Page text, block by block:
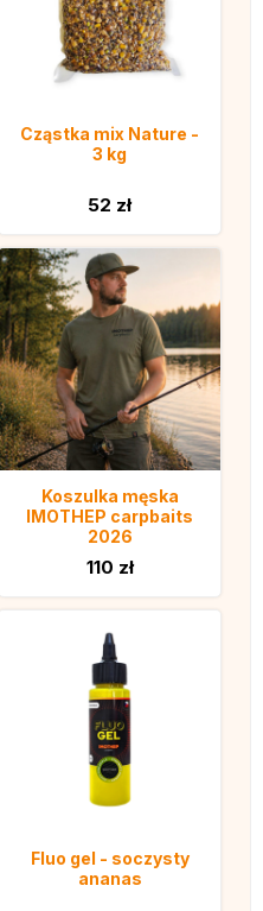
Cząstka mix Nature -
3 kg
52 zł
Koszulka męska
IMOTHEP carpbaits
2026
110 zł
Fluo gel - soczysty
ananas